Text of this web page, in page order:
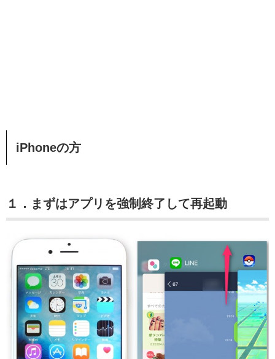
iPhoneの方
１．まずはアプリを強制終了して再起動